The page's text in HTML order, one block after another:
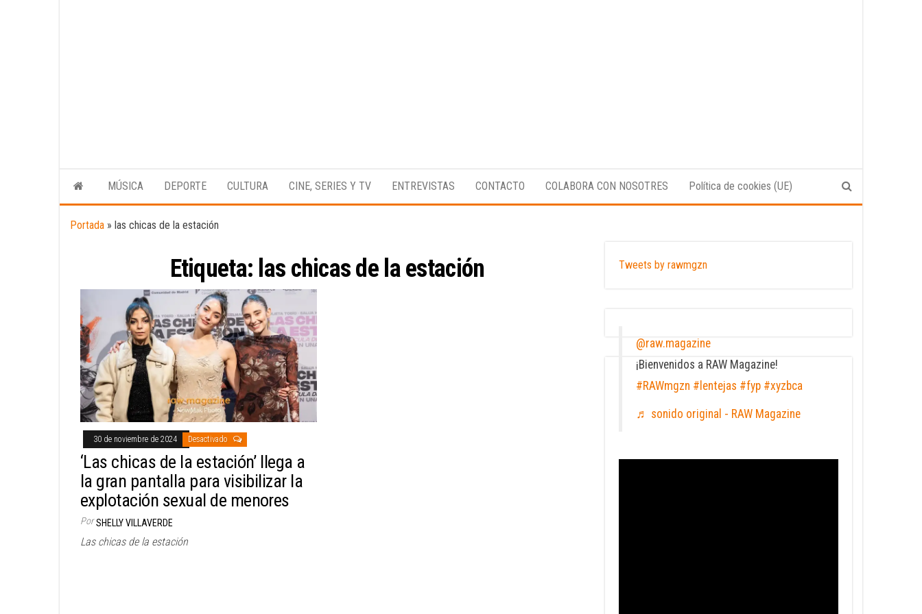
Magazine
digital
enfocado
cultura,
música.
MÚSICA DEPORTE CULTURA CINE, SERIES Y TV ENTREVISTAS CONTACTO COLABORA CON NOSOTRES Política de cookies (UE)
Portada » las chicas de la estación
Etiqueta: las chicas de la estación
30 de noviembre de 2024 Desactivado
‘Las chicas de la estación’ llega a
la gran pantalla para visibilizar la
explotación sexual de menores
Por SHELLY VILLAVERDE
Las chicas de la estación
Tweets by rawmgzn
@raw.magazine
¡Bienvenidos a RAW Magazine!
#RAWmgzn #lentejas #fyp #xyzbca
♬ sonido original - RAW Magazine